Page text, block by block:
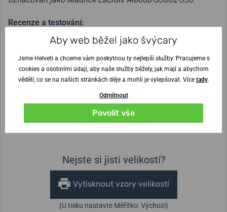
Recenze a testování:
Maurice Lacroix Aikon Automatic AI6008-SS002-430-1
– sportovní model zahalený nevšedností
Výška pouzdra Průměr pouzdra
Nejste si jisti velikostí?
Vytisknout vzory velikostí
(U tisku nastavte Měřítko: Výchozí)
Aby web běžel jako švýcary
Jsme Helveti a chceme vám poskytnou ty nejlepší služby. Pracujeme s
cookies a osobními údaji, aby naše služby běžely, jak mají a abychom
věděli, co se na našich stránkách děje a mohli je vylepšovat. Více tady.
Odmítnout
Povolit vše